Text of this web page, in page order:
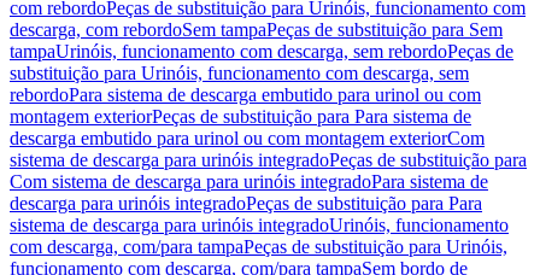
com rebordoPeças de substituição para Urinóis, funcionamento com
descarga, com rebordoSem tampaPeças de substituição para Sem
tampaUrinóis, funcionamento com descarga, sem rebordoPeças de
substituição para Urinóis, funcionamento com descarga, sem
rebordoPara sistema de descarga embutido para urinol ou com
montagem exteriorPeças de substituição para Para sistema de
descarga embutido para urinol ou com montagem exteriorCom
sistema de descarga para urinóis integradoPeças de substituição para
Com sistema de descarga para urinóis integradoPara sistema de
descarga para urinóis integradoPeças de substituição para Para
sistema de descarga para urinóis integradoUrinóis, funcionamento
com descarga, com/para tampaPeças de substituição para Urinóis,
funcionamento com descarga, com/para tampaSem bordo de